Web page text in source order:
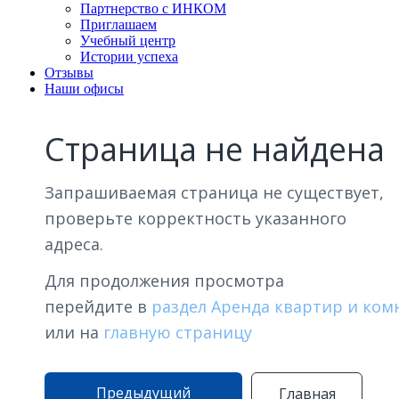
Партнерство с ИНКОМ
Приглашаем
Учебный центр
Истории успеха
Отзывы
Наши офисы
Страница не найдена
Запрашиваемая страница не существует,
проверьте корректность указанного
адреса.
Для продолжения просмотра
перейдите в раздел Аренда квартир и
или на главную страницу
Предыдущий Главная